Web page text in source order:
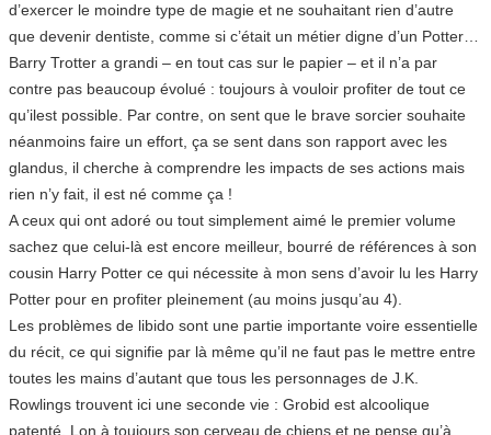
d’exercer le moindre type de magie et ne souhaitant rien d’autre
que devenir dentiste, comme si c’était un métier digne d’un Potter…
Barry Trotter a grandi – en tout cas sur le papier – et il n’a par
contre pas beaucoup évolué : toujours à vouloir profiter de tout ce
qu’ilest possible. Par contre, on sent que le brave sorcier souhaite
néanmoins faire un effort, ça se sent dans son rapport avec les
glandus, il cherche à comprendre les impacts de ses actions mais
rien n’y fait, il est né comme ça !
A ceux qui ont adoré ou tout simplement aimé le premier volume
sachez que celui-là est encore meilleur, bourré de références à son
cousin Harry Potter ce qui nécessite à mon sens d’avoir lu les Harry
Potter pour en profiter pleinement (au moins jusqu’au 4).
Les problèmes de libido sont une partie importante voire essentielle
du récit, ce qui signifie par là même qu’il ne faut pas le mettre entre
toutes les mains d’autant que tous les personnages de J.K.
Rowlings trouvent ici une seconde vie : Grobid est alcoolique
patenté, Lon à toujours son cerveau de chiens et ne pense qu’à